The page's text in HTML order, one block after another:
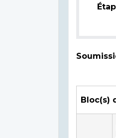
Bloc(s)